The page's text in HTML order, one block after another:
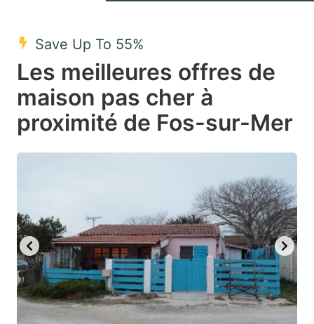
select
date.
Press
to
get
the
keyboard
shortcuts
a
date.
Press
mark
key
to
get
the
keyboard
shortcuts
Save Up To 55%
Les meilleures offres de
maison pas cher à
proximité de Fos-sur-Mer